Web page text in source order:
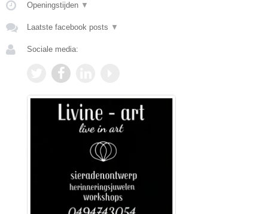
Openingstijden ▼
Laatste facebook posts ▼
Sociale media: